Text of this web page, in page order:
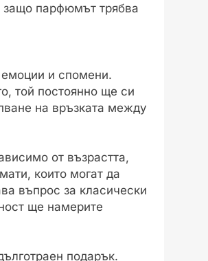
защо парфюмът трябва
и спомени.
той постоянно ще си
на връзката между
от възрастта,
които могат да
въпрос за класически
ще намерите
подарък.